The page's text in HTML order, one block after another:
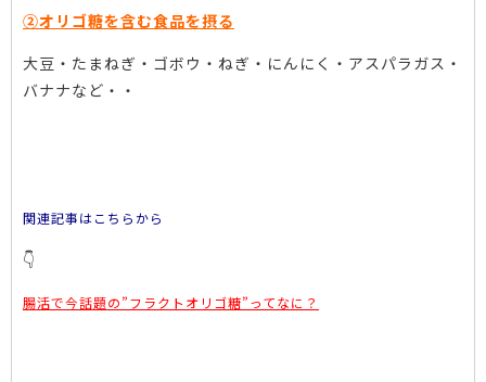
②オリゴ糖を含む食品を摂る
大豆・たまねぎ・ゴボウ・ねぎ・にんにく・アスパラガス・
バナナなど・・
関連記事はこちらから
👇
腸活で今話題の”フラクトオリゴ糖”ってなに？